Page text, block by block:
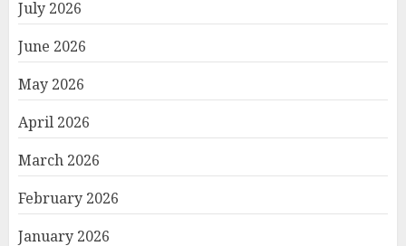
July 2026
June 2026
May 2026
April 2026
March 2026
February 2026
January 2026